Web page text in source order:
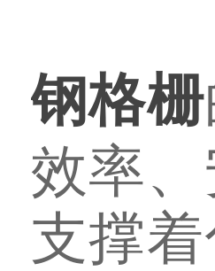
钢格栅
效率
支撑